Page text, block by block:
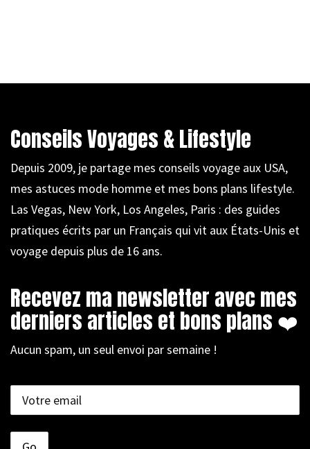
Conseils Voyages & Lifestyle
Depuis 2009, je partage mes conseils voyage aux USA,
mes astuces mode homme et mes bons plans lifestyle.
Las Vegas, New York, Los Angeles, Paris : des guides
pratiques écrits par un Français qui vit aux États-Unis et
voyage depuis plus de 16 ans.
Recevez ma newsletter avec mes
derniers articles et bons plans ❤️
Aucun spam, un seul envoi par semaine !